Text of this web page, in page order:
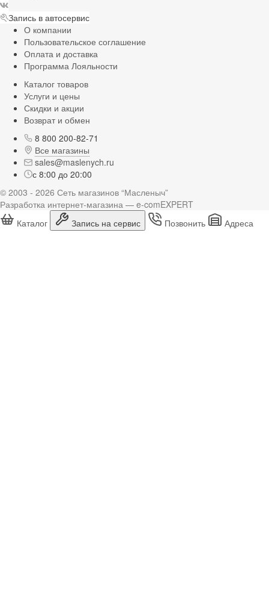
Запись в автосервис
О компании
Пользовательское соглашение
Оплата и доставка
Программа Лояльности
Каталог товаров
Услуги и цены
Скидки и акции
Возврат и обмен
8 800 200-82-71
Все магазины
sales@maslenych.ru
с 8:00 до 20:00
© 2003 - 2026 Сеть магазинов “Масленыч”
Разработка интернет-магазина — e-comEXPERT
Каталог
Запись на сервис Позвонить Адреса